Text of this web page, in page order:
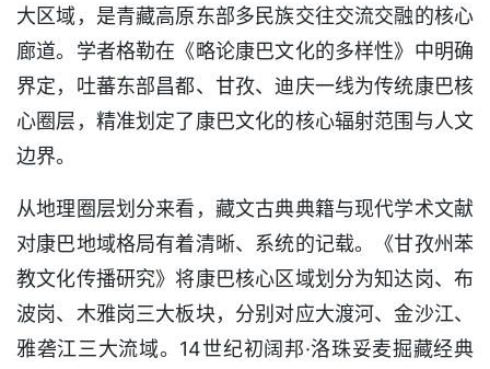
大区域，是青藏高原东部多民族交往交流交融的核心
廊道。学者格勒在《略论康巴文化的多样性》中明确
界定，吐蕃东部昌都、甘孜、迪庆一线为传统康巴核
心圈层，精准划定了康巴文化的核心辐射范围与人文
边界。
从地理圈层划分来看，藏文古典典籍与现代学术文献
对康巴地域格局有着清晰、系统的记载。《甘孜州苯
教文化传播研究》将康巴核心区域划分为知达岗、布
波岗、木雅岗三大板块，分别对应大渡河、金沙江、
雅砻江三大流域。14世纪初阔邦·洛珠妥麦掘藏经典